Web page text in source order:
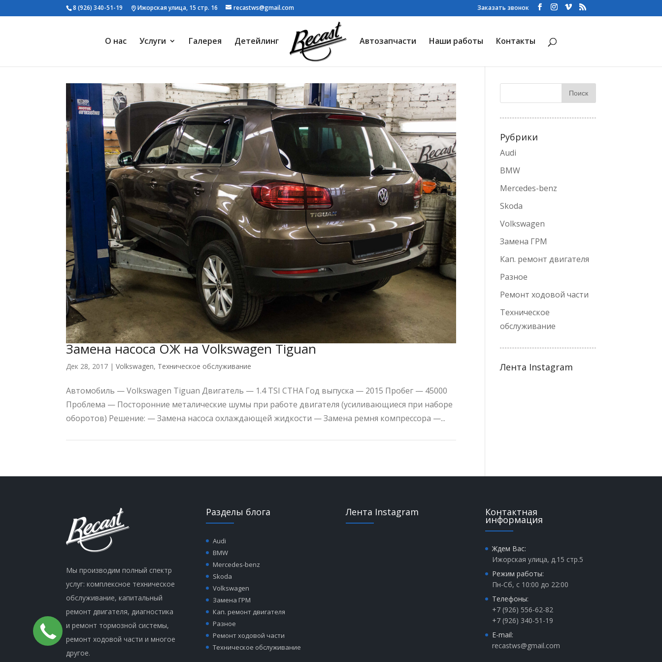
8 (926) 340-51-19 Ижорская улица, 15 стр. 16 recastws@gmail.com Заказать звонок
О нас Услуги Галерея Детейлинг Автозапчасти Наши работы Контакты
Замена насоса ОЖ на Volkswagen Tiguan
Дек 28, 2017 |Volkswagen, Техническое обслуживание
Автомобиль — Volkswagen Tiguan Двигатель — 1.4 TSI CTHA Год выпуска — 2015 Пробег — 45000
Проблема — Посторонние металические шумы при работе двигателя (усиливающиеся при наборе
оборотов) Решение: — Замена насоса охлаждающей жидкости — Замена ремня компрессора —...
Рубрики
Audi
BMW
Mercedes-benz
Skoda
Volkswagen
Замена ГРМ
Кап. ремонт двигателя
Разное
Ремонт ходовой части
Техническое
обслуживание
Лента Instagram
Мы производим полный спектр
услуг: комплексное техническое
обслуживание, капитальный
ремонт двигателя, диагностика
и ремонт тормозной системы,
ремонт ходовой части и многое
другое.
Разделы блога
Audi
BMW
Mercedes-benz
Skoda
Volkswagen
Замена ГРМ
Кап. ремонт двигателя
Разное
Ремонт ходовой части
Техническое обслуживание
Лента Instagram Контактная
информация
Ждем Вас:
Ижорская улица, д.15 стр.5
Режим работы:
Пн-Сб, с 10:00 до 22:00
Телефоны:
+7 (926) 556-62-82
+7 (926) 340-51-19
E-mail:
recastws@gmail.com